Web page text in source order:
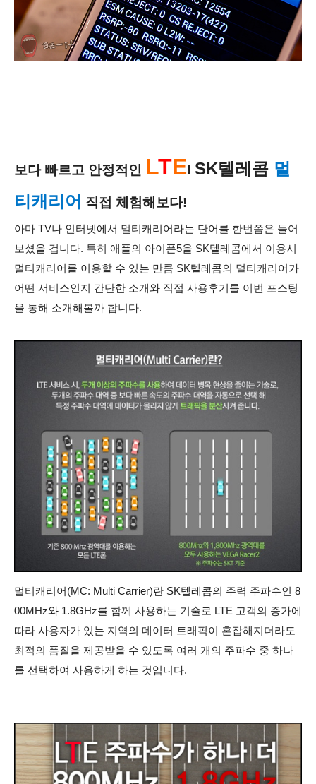
보다 빠르고 안정적인 LTE! SK텔레콤 멀
티캐리어 직접 체험해보다!
아마 TV나 인터넷에서 멀티캐리어라는 단어를 한번쯤은 들어
보셨을 겁니다. 특히 애플의 아이폰5을 SK텔레콤에서 이용시
멀티캐리어를 이용할 수 있는 만큼 SK텔레콤의 멀티캐리어가
어떤 서비스인지 간단한 소개와 직접 사용후기를 이번 포스팅
을 통해 소개해볼까 합니다.
멀티캐리어(MC: Multi Carrier)란 SK텔레콤의 주력 주파수인 8
00MHz와 1.8GHz를 함께 사용하는 기술로 LTE 고객의 증가에
따라 사용자가 있는 지역의 데이터 트래픽이 혼잡해지더라도
최적의 품질을 제공받을 수 있도록 여러 개의 주파수 중 하나
를 선택하여 사용하게 하는 것입니다.